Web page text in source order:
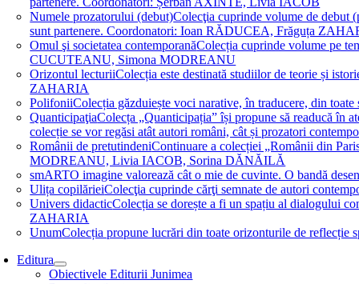
Numele prozatorului (debut)Colecţia cuprinde volume de debut
sunt partenere. Coordonatori: Ioan RĂDUCEA, Frăguța
Omul şi societatea contemporanăColecția cuprinde volume pe
CUCUTEANU, Simona MODREANU
Orizontul lecturiiColecția este destinată studiilor de teorie și
ZAHARIA
PolifoniiColecția găzduiește voci narative, în traducere, din
QuanticipaţiaColecța „Quanticipația” își propune să readucă în
colecție se vor regăsi atât autori români, cât și prozatori
Românii de pretutindeniContinuare a colecției „Românii din
MODREANU, Livia IACOB, Sorina DĂNĂILĂ
smARTO imagine valorează cât o mie de cuvinte. O bandă
Ulița copilărieiColecţia cuprinde cărţi semnate de autori
Univers didacticColecția se dorește a fi un spațiu al dialogului
ZAHARIA
UnumColecția propune lucrări din toate orizonturile de
Editura
Obiectivele Editurii Junimea